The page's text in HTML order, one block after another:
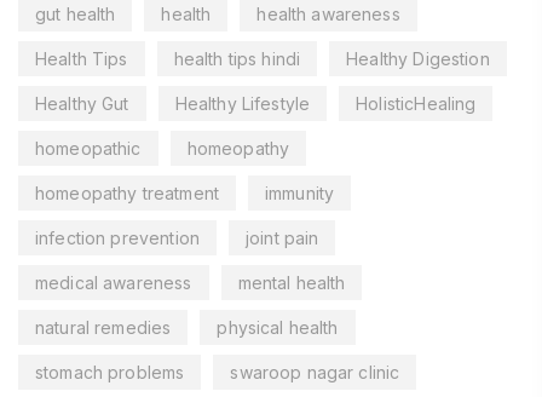
gut health health health awareness
Health Tips health tips hindi Healthy Digestion
Healthy Gut Healthy Lifestyle HolisticHealing
homeopathic homeopathy
homeopathy treatment immunity
infection prevention joint pain
medical awareness mental health
natural remedies physical health
stomach problems swaroop nagar clinic